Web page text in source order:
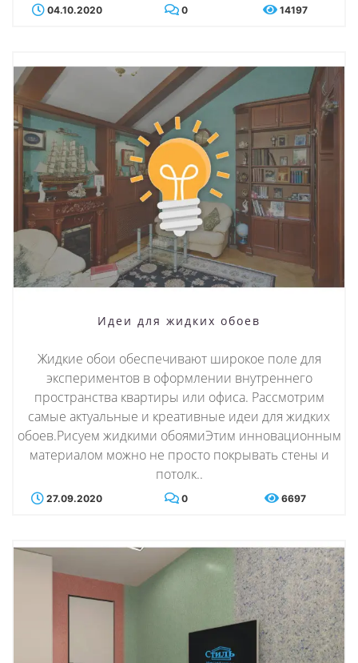
04.10.2020 0 14197
Идеи для жидких обоев
Жидкие обои обеспечивают широкое поле для
экспериментов в оформлении внутреннего
пространства квартиры или офиса. Рассмотрим
самые актуальные и креативные идеи для жидких
обоев.Рисуем жидкими обоямиЭтим инновационным
материалом можно не просто покрывать стены и
потолк..
27.09.2020 0 6697